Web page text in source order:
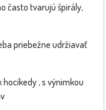
často tvarujú špirály,
priebežne udržiavať
, s výnimkou